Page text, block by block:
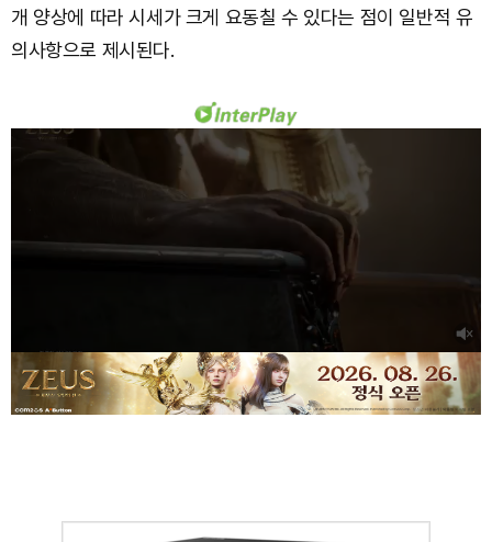
개 양상에 따라 시세가 크게 요동칠 수 있다는 점이 일반적 유
의사항으로 제시된다.